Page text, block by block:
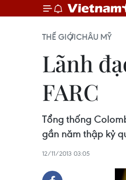
THẾ GIỚICHÂU MỸ
Lãnh
FARC
Tổng thống
gần năm thập kỷ
12/11/2013 03:05